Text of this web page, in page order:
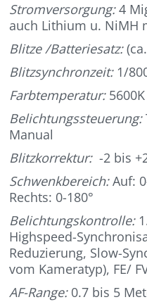
Stromversorgung:4
auch Lithium u. NiMH
Blitze /Batteriesatz:
Blitzsynchronzeit:1/
Farbtemperatur:5600K
Belichtungssteuerung:
Manual
Blitzkorrektur:-2 bis
Schwenkbereich:Auf:
Rechts: 0-180°
Belichtungskontrolle:
Highspeed-
Reduzierung, Slow-
vom Kameratyp), FE/
AF-Range:0.7 bis 5